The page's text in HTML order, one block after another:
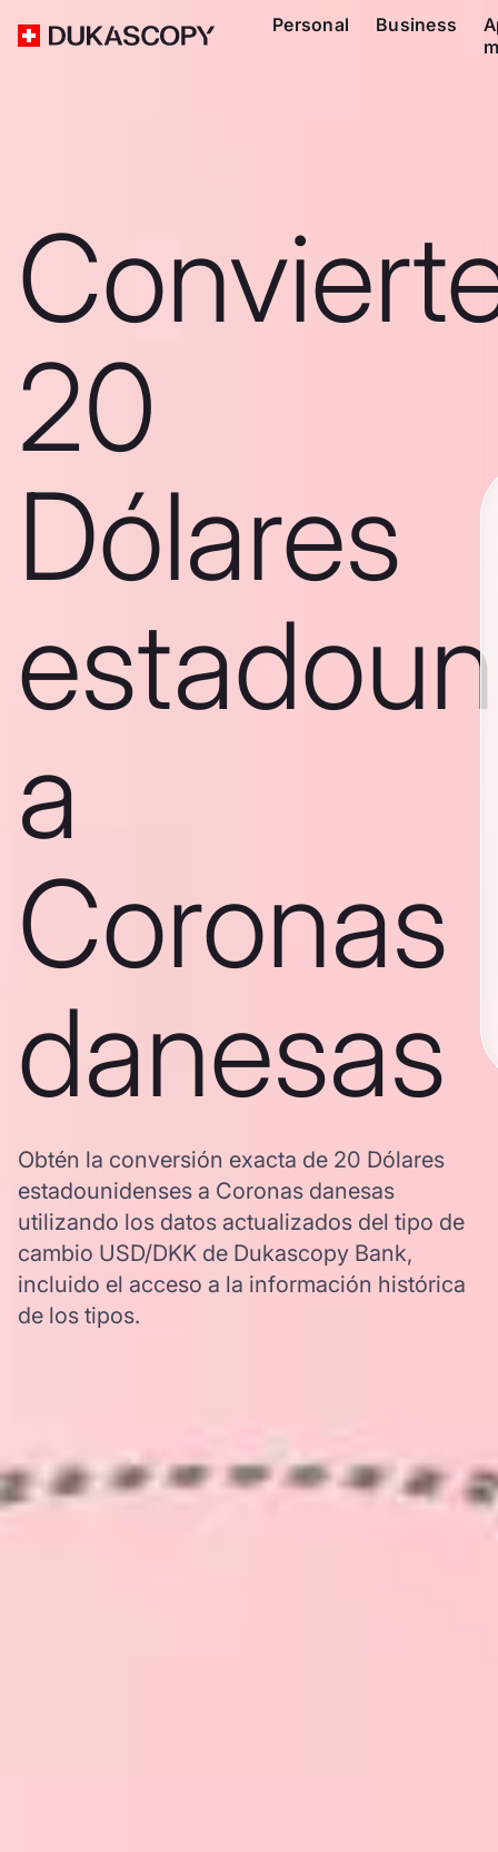
Personal Business
20
Dólares
a
Coronas
danesas
Obtén la conversión exacta de 20 Dólares
estadounidenses a Coronas danesas
utilizando los datos actualizados del tipo de
cambio USD/DKK de Dukascopy Bank,
incluido el acceso a la información histórica
de los tipos.